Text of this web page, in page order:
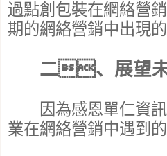
過點創包裝在網絡營
期的網絡營銷中出現
二、展望
因為感恩單仁資
業在網絡營銷中遇到